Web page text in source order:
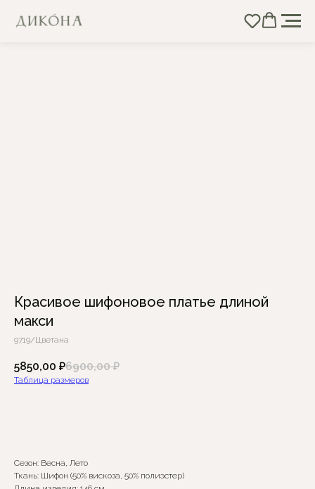
Красивое шифоновое платье длиной
макси
9719/Цветана
5850,00 ₽6900,00 ₽
Таблица размеров
Сезон: Весна, Лето
Ткань: Шифон (50% вискоза, 50% полиэстер)